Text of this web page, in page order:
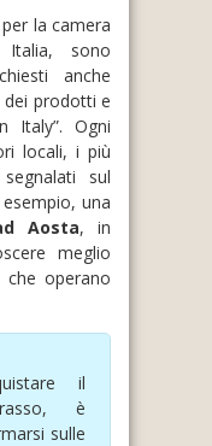
la camera
sono
anche
dei prodotti e
Italy”. Ogni
locali, i più
sul
una
Aosta, in
meglio
che operano
il
è
sulle